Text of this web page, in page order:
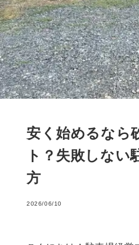
安く始めるなら
ト？失敗しな
方
2026/06/10